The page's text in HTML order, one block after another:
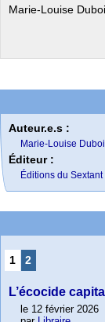
Marie-Louise
Auteur.e.s :
Marie-Louise
Éditeur :
Éditions du Sextant
1 2
L’écocide
le 12 février 2026